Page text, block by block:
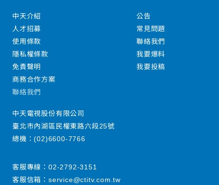
中天介紹
人才招募
使用條款
隱私權條款
免責聲明
商務合作方案
公告
常見問題
聯絡我們
我要爆料
我要投稿
聯絡我們
中天電視股份有限公司
臺北市內湖區民權東路六段25號
總機：(02)6600-7766
客服專線： 02-2792-3151
客服信箱： service@ctitv.com.tw